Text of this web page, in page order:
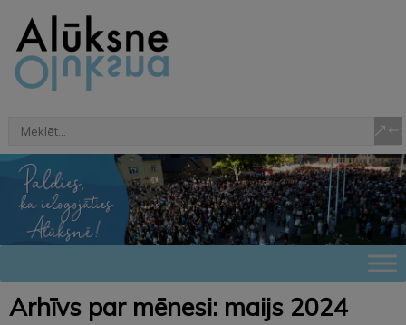
Arhīvs par mēnesi: maijs 2024